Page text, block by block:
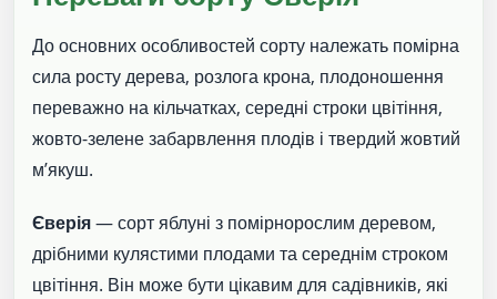
До основних особливостей сорту належать помірна
сила росту дерева, розлога крона, плодоношення
переважно на кільчатках, середні строки цвітіння,
жовто-зелене забарвлення плодів і твердий жовтий
м’якуш.
Єверія— сорт яблуні з помірнорослим деревом,
дрібними кулястими плодами та середнім строком
цвітіння. Він може бути цікавим для садівників, які